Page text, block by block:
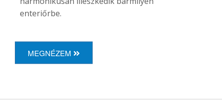
enteriőrbe.
MEGNÉZEM